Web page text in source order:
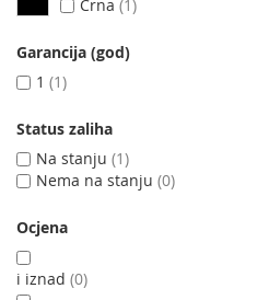
Crna 1
Garancija (god)
1
1
Status zaliha
Na stanju 1
Nema na stanju 0
Ocjena
i iznad 0